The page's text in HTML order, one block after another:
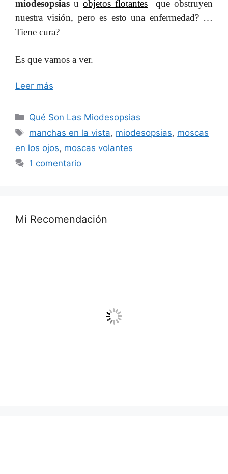
miodesopsias u objetos flotantes que obstruyen
nuestra visión, pero es esto una enfermedad? …
Tiene cura?
Es que vamos a ver.
Leer más
Categorías
Qué Son Las Miodesopsias
Etiquetas
manchas en la vista, miodesopsias, moscas
en los ojos, moscas volantes
1 comentario
Mi Recomendación